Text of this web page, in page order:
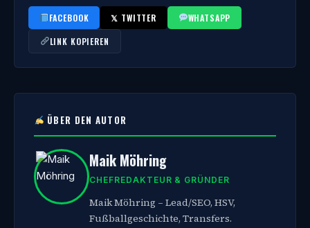
FACEBOOK 𝕏 TWITTER
WHATSAPP
LINK KOPIEREN
ÜBER DEN AUTOR
Maik Möhring
CHEFREDAKTEUR & GRÜNDER
Maik Möhring – Lead/SEO, HSV,
Fußballgeschichte, Transfers.